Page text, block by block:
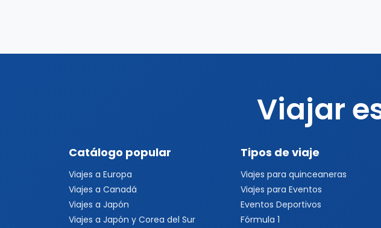
Viajar
Catálogo popular
Viajes a Europa
Viajes a Canadá
Viajes a Japón
Viajes a Japón y Corea del Sur
Tipos de viaje
Viajes para quinceaneras
Viajes para Eventos
Eventos Deportivos
Fórmula 1